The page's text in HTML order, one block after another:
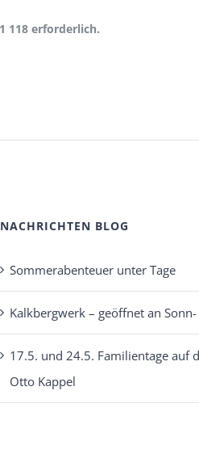
118 erforderlich.
NACHRICHTEN BLOG
Sommerabenteuer unter Tage
Kalkbergwerk – geöffnet an
17.5. und 24.5. Familientage auf
Otto Kappel